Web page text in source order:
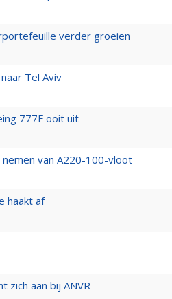
verder groeien
Tel Aviv
777F ooit uit
nemen van A220-100-vloot
haakt af
zich aan bij ANVR